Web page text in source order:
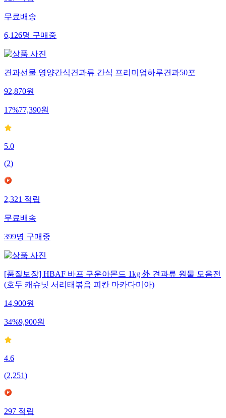
무료배송
6,126명구매중
견과선물 영양간식견과류 간식 프리미엄하루견과50포
92,870원
17%77,390원
5.0
(2)
2,321적립
무료배송
399명구매중
[품질보장] HBAF 바프 구운아몬드 1kg 外 견과류 원물 모음전
(호두 캐슈넛 서리태볶음 피칸 마카다미아)
14,900원
34%9,900원
4.6
(2,251)
297적립